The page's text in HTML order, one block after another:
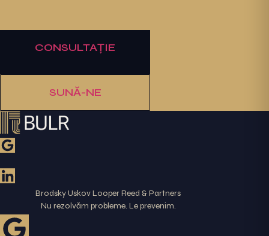
CONSULTAȚIE
SUNĂ-NE
Brodsky Uskov Looper Reed & Partners
Nu rezolvăm probleme. Le prevenim.